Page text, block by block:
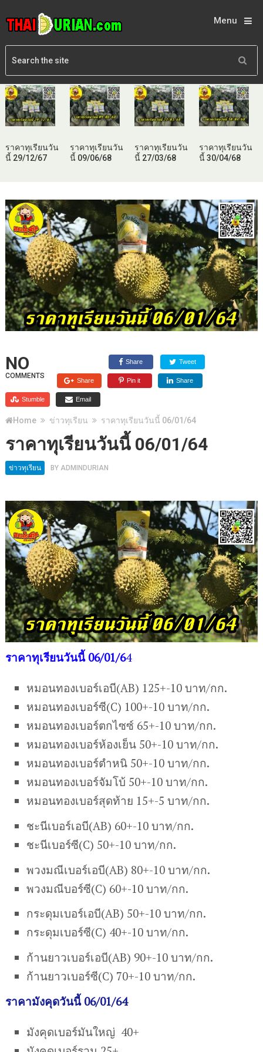
Menu
ราคาทุเรียนวัน
นี้ 29/12/67
ราคาทุเรียนวัน
นี้ 09/06/68
ราคาทุเรียนวัน
นี้ 27/03/68
ราคาทุเรียนวัน
นี้ 30/04/68
NO
COMMENTS
Share Tweet
Share Pin it Share
Stumble Email
Home ข่าวทุเรียน ราคาทุเรียนวันนี้ 06/01/64
ราคาทุเรียนวันนี้ 06/01/64
ข่าวทุเรียน BY ADMINDURIAN
ราคาทุเรียนวันนี้ 06/01/64
หมอนทองเบอร์เอบี(AB) 125+-10 บาท/กก.
หมอนทองเบอร์ซี(C) 100+-10 บาท/กก.
หมอนทองเบอร์ตกไซซ์ 65+-10 บาท/กก.
หมอนทองเบอร์ห้องเย็น 50+-10 บาท/กก.
หมอนทองเบอร์ตำหนิ 50+-10 บาท/กก.
หมอนทองเบอร์จัมโบ้ 50+-10 บาท/กก.
หมอนทองเบอร์สุดท้าย 15+-5 บาท/กก.
ชะนีเบอร์เอบี(AB) 60+-10 บาท/กก.
ชะนีเบอร์ซี(C) 50+-10 บาท/กก.
พวงมณีเบอร์เอบี(AB) 80+-10 บาท/กก.
พวงมณีบอร์ซี(C) 60+-10 บาท/กก.
กระดุมเบอร์เอบี(AB) 50+-10 บาท/กก.
กระดุมเบอร์ซี(C) 40+-10 บาท/กก.
ก้านยาวเบอร์เอบี(AB) 90+-10 บาท/กก.
ก้านยาวเบอร์ซี(C) 70+-10 บาท/กก.
ราคามังคุดวันนี้ 06/01/64
มังคุดเบอร์มันใหญ่ 40+